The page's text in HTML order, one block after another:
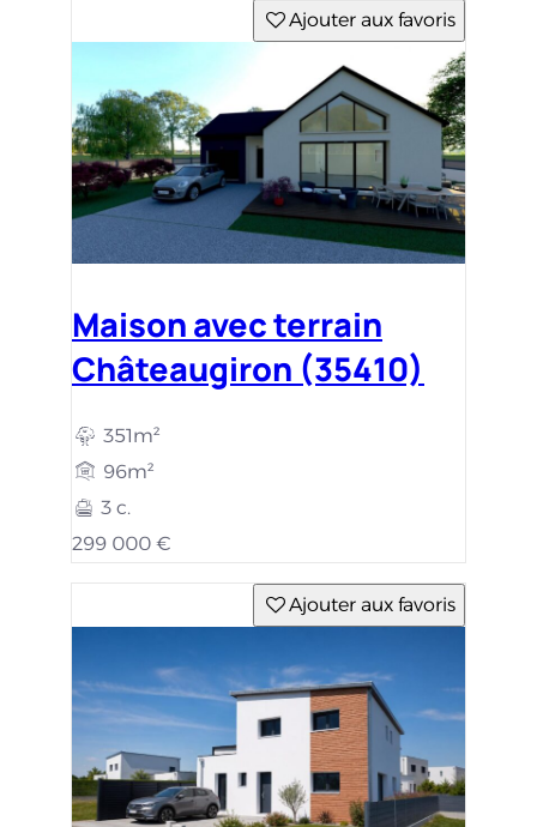
Ajouter aux favoris
Maison avec terrain
Châteaugiron (35410)
351m²
96m²
3 c.
299 000 €
Ajouter aux favoris